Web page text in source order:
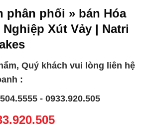
phân phối » bán Hóa
Xút Vảy | Natri
Quý khách vui lòng liên hệ
:
- 0933.920.505